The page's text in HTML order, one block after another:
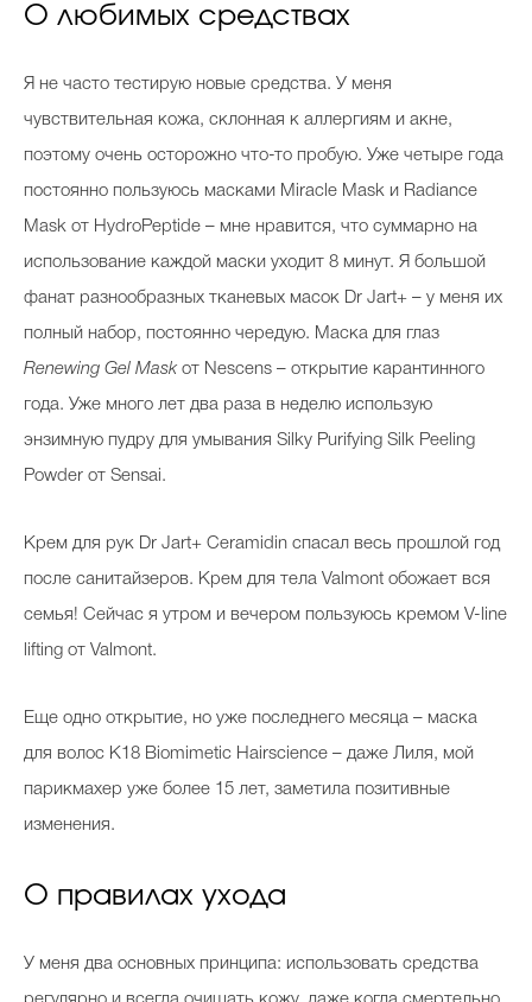
О любимых средствах
Я не часто тестирую новые средства. У меня
чувствительная кожа, склонная к аллергиям и акне,
поэтому очень осторожно что-то пробую. Уже четыре года
постоянно пользуюсь масками Miracle Mask и Radiance
Mask от HydroPeptide – мне нравится, что суммарно на
использование каждой маски уходит 8 минут. Я большой
фанат разнообразных тканевых масок Dr Jart+ – у меня их
полный набор, постоянно чередую. Маска для глаз
Renewing Gel Mask от Nescens – открытие карантинного
года. Уже много лет два раза в неделю использую
энзимную пудру для умывания Silky Purifying Silk Peeling
Powder от Sensai.
Крем для рук Dr Jart+ Ceramidin спасал весь прошлой год
после санитайзеров. Крем для тела Valmont обожает вся
семья! Сейчас я утром и вечером пользуюсь кремом V-line
lifting от Valmont.
Еще одно открытие, но уже последнего месяца – маска
для волос K18 Biomimetic Hairscience – даже Лиля, мой
парикмахер уже более 15 лет, заметила позитивные
изменения.
О правилах ухода
У меня два основных принципа: использовать средства